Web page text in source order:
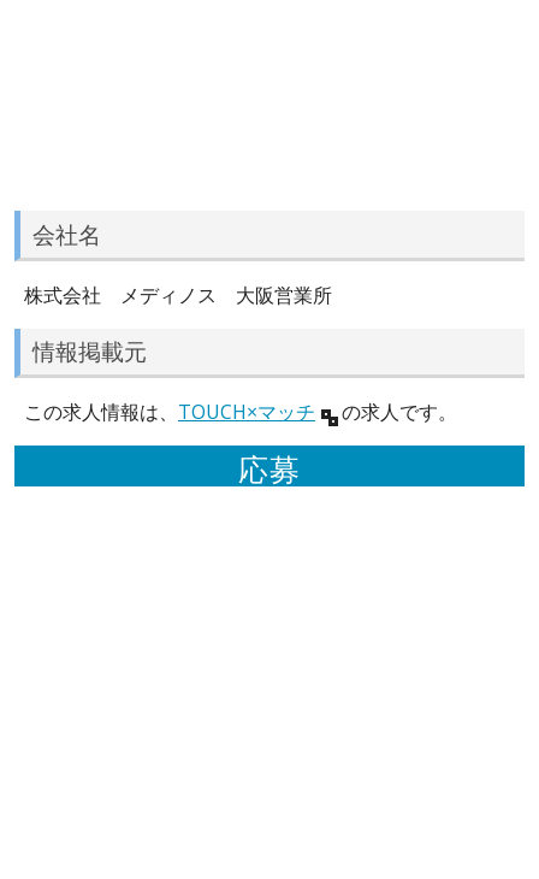
会社名
株式会社 メディノス 大阪営業所
情報掲載元
この求人情報は、 TOUCH×マッチ の求人です。
応募